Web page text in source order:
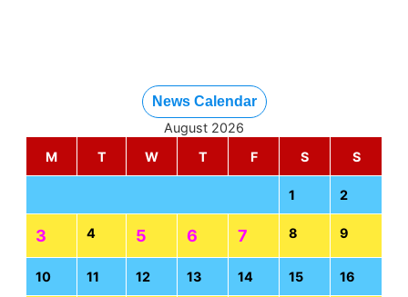
News Calendar
August 2026
M
T W T F S S
1 2
3 4 5 6 7 8 9
10 11 12 13 14 15 16